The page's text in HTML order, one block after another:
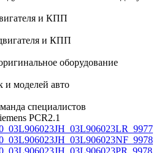
и КПП
и КПП
оборудование
моделей авто
специалистов
PCR2.1